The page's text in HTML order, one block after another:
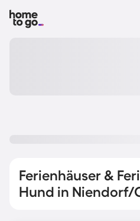
Ferienhäuser &
Hund in Niendorf/